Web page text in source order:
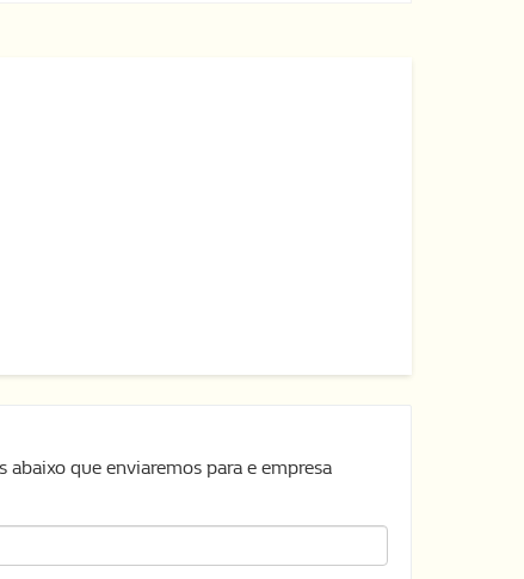
que enviaremos para e empresa